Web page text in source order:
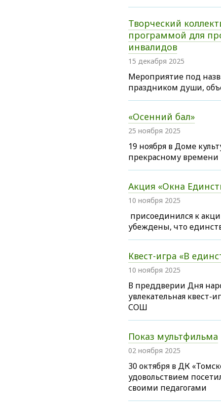
Творческий
программой для
инвалидов
15 декабря 2025
Мероприятие под
праздником души,
«Осенний бал»
25 ноября 2025
19 ноября в Доме
прекрасному времени
Акция «Окна
10 ноября 2025
присоединился к
убеждены, что
Квест-игра «В
10 ноября 2025
В преддверии Дня
увлекательная квест-
СОШ
Показ мультфильма
02 ноября 2025
30 октября в ДК
удовольствием
своими педагогами